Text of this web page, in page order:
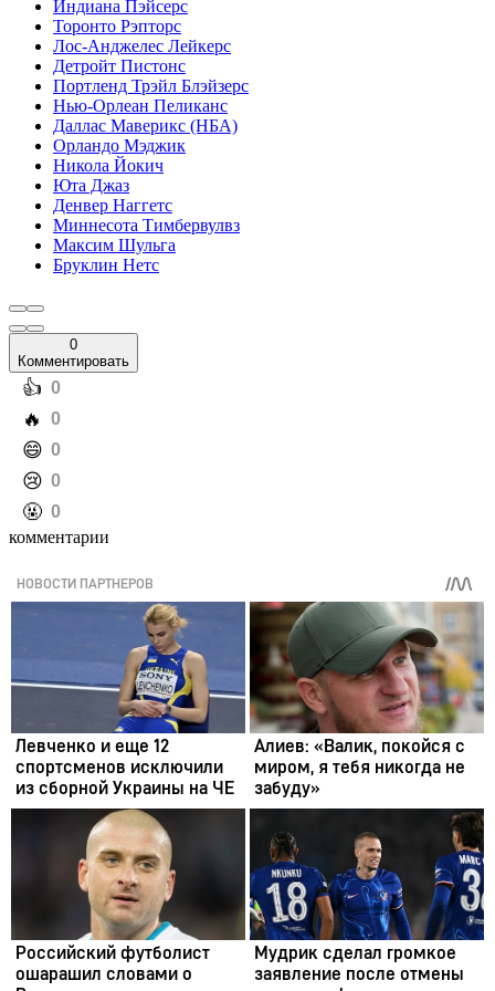
Индиана Пэйсерс
Торонто Рэпторс
Лос-Анджелес Лейкерс
Детройт Пистонс
Портленд Трэйл Блэйзерс
Нью-Орлеан Пеликанс
Даллас Маверикс (НБА)
Орландо Мэджик
Никола Йокич
Юта Джаз
Денвер Наггетс
Миннесота Тимбервулвз
Максим Шульга
Бруклин Нетс
0
Комментировать
️👍 0
️🔥 0
️😄 0
️😢 0
️🤬 0
комментарии